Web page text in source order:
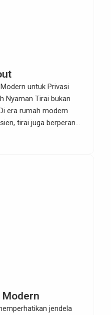
untuk Privasi
Nyaman Tirai bukan
era rumah modern
tirai juga berperan
estetika, dan
satu pilihan terbaik
privasi dan ingin
adalah roller blind
Modern
jendela